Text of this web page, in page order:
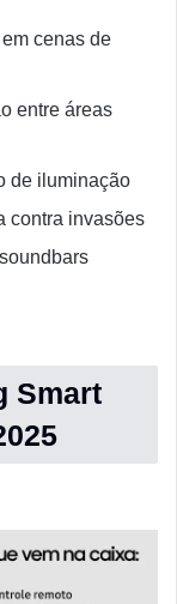
cenas de
entre áreas
de iluminação
contra invasões
Smart